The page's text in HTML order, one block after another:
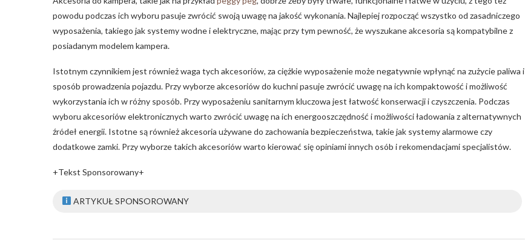
powodu podczas ich wyboru pasuje zwrócić swoją uwagę na jakość wykonania. Najlepiej rozpocząć wszystko od zasadniczego
wyposażenia, takiego jak systemy wodne i elektryczne, mając przy tym pewność, że wyszukane akcesoria są kompatybilne z
posiadanym modelem kampera.
Istotnym czynnikiem jest również waga tych akcesoriów, za ciężkie wyposażenie może negatywnie wpłynąć na zużycie paliwa i
sposób prowadzenia pojazdu. Przy wyborze akcesoriów do kuchni pasuje zwrócić uwagę na ich kompaktowość i możliwość
wykorzystania ich w różny sposób. Przy wyposażeniu sanitarnym kluczowa jest łatwość konserwacji i czyszczenia. Podczas
wyboru akcesoriów elektronicznych warto zwrócić uwagę na ich energooszczędność i możliwości ładowania z alternatywnych
źródeł energii. Istotne są również akcesoria używane do zachowania bezpieczeństwa, takie jak systemy alarmowe czy
dodatkowe zamki. Przy wyborze takich akcesoriów warto kierować się opiniami innych osób i rekomendacjami specjalistów.
+Tekst Sponsorowany+
ARTYKUŁ SPONSOROWANY